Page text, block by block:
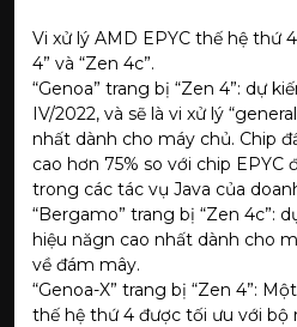
Vi xử lý AMD EPYC thế hệ thứ
4” và “Zen 4c”.
“Genoa” trang bị “Zen 4”: dự
IV/2022, và sẽ là vi xử lý
nhất dành cho máy chủ. Chip
cao hơn 75% so với chip EPYC
trong các tác vụ Java của
“Bergamo” trang bị “Zen 4c”:
hiệu năgn cao nhất dành cho
về đám mây.
“Genoa-X” trang bị “Zen 4”:
thế hệ thứ 4 được tối ưu với bộ